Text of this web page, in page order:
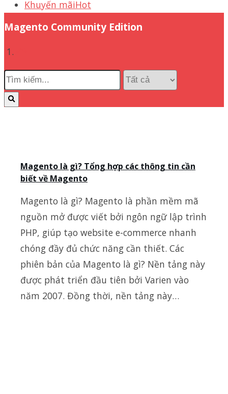
Khuyến mãiHot
Magento Community Edition
Magento là gì? Tổng hợp các thông tin cần
biết về Magento
Magento là gì? Magento là phần mềm mã
nguồn mở được viết bởi ngôn ngữ lập trình
PHP, giúp tạo website e-commerce nhanh
chóng đầy đủ chức năng cần thiết. Các
phiên bản của Magento là gì? Nền tảng này
được phát triển đầu tiên bởi Varien vào
năm 2007. Đồng thời, nền tảng này…